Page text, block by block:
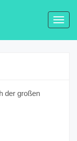
der großen